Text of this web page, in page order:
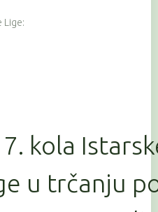
Lige:
kola
u trčanju